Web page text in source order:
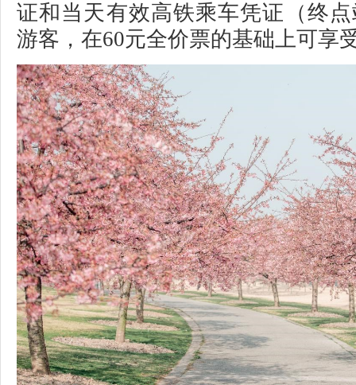
证和当天有效高铁乘车凭证（终
游客，在60元全价票的基础上可享